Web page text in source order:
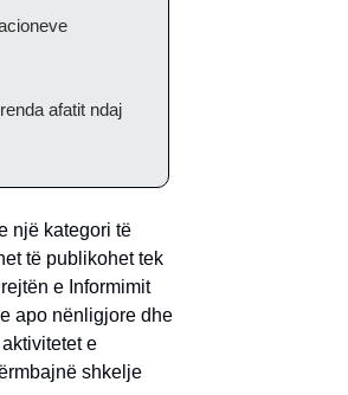
afatit ndaj
një kategori të
të publikohet tek
e Informimit
apo nënligjore dhe
e
shkelje